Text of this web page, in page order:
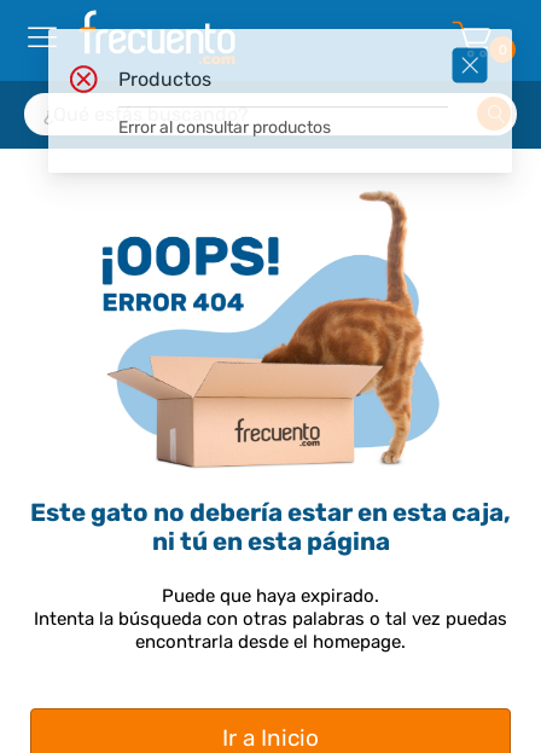
0
Este gato no debería estar en esta caja,
ni tú en esta página
Puede que haya expirado.
Intenta la búsqueda con otras palabras o tal vez puedas
encontrarla desde el homepage.
Ir a Inicio
Productos
Error al consultar productos